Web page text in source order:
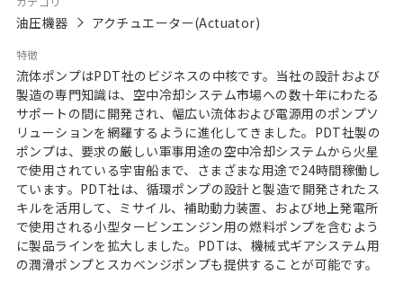
油圧機器 アクチュエーター(Actuator)
特徴
流体ポンプはPDT社のビジネスの中核です。当社の設計および
製造の専門知識は、空中冷却システム市場への数十年にわたる
サポートの間に開発され、幅広い流体および電源用のポンプソ
リューションを網羅するように進化してきました。PDT社製の
ポンプは、要求の厳しい軍事用途の空中冷却システムから火星
で使用されている宇宙船まで、さまざまな用途で24時間稼働し
ています。PDT社は、循環ポンプの設計と製造で開発されたス
キルを活用して、ミサイル、補助動力装置、および地上発電所
で使用される小型タービンエンジン用の燃料ポンプを含むよう
に製品ラインを拡大しました。PDTは、機械式ギアシステム用
の潤滑ポンプとスカベンジポンプも提供することが可能です。